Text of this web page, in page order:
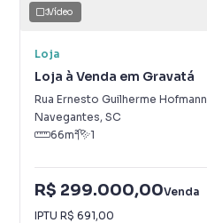
Vídeo
Loja
Loja à Venda em Gravatá
Rua Ernesto Guilherme Hofmann
Navegantes, SC
66m² 1
R$ 299.000,00Venda
IPTU R$ 691,00